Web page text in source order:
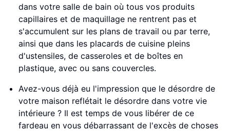
dans votre salle de bain où tous vos produits
capillaires et de maquillage ne rentrent pas et
s'accumulent sur les plans de travail ou par terre,
ainsi que dans les placards de cuisine pleins
d'ustensiles, de casseroles et de boîtes en
plastique, avec ou sans couvercles.
Avez-vous déjà eu l'impression que le désordre de
votre maison reflétait le désordre dans votre vie
intérieure ? Il est temps de vous libérer de ce
fardeau en vous débarrassant de l'excès de choses